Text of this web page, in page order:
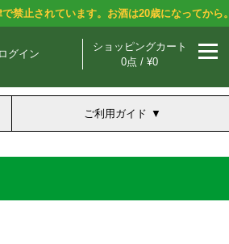
禁止されています。お酒は20歳になってから。
ログイン
ショッピングカート
0点 / ¥0
ご利用ガイド